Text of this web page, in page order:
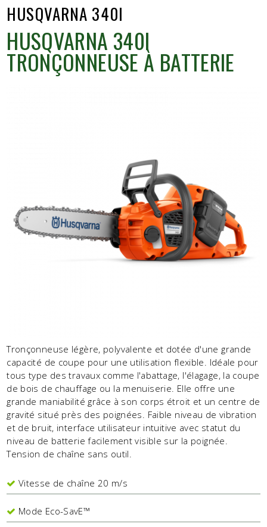
HUSQVARNA 340I
HUSQVARNA 340I
TRONÇONNEUSE À BATTERIE
Tronçonneuse légère, polyvalente et dotée d'une grande
capacité de coupe pour une utilisation flexible. Idéale pour
tous type des travaux comme l'abattage, l'élagage, la coupe
de bois de chauffage ou la menuiserie. Elle offre une
grande maniabilité grâce à son corps étroit et un centre de
gravité situé près des poignées. Faible niveau de vibration
et de bruit, interface utilisateur intuitive avec statut du
niveau de batterie facilement visible sur la poignée.
Tension de chaîne sans outil.
Vitesse de chaîne 20 m/s
Mode Eco-SavE™